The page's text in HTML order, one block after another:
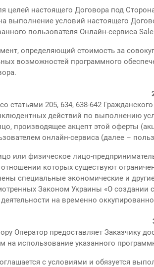
целей настоящего Договора под
выполнение условий настоящего
пользователя Онлайн-сервиса
определяющий стоимость за
возможностей программного
статьями 205, 634, 638-642
действий по выполнению
производящее акцепт этой оферты
онлайн-сервиса (далее –
или физическое лицо-
которых существуют
специальные экономические и
Законом Украины «О
на временно
Оператор предоставляет Заказчику
на использование указанного
с условиями и обязуется